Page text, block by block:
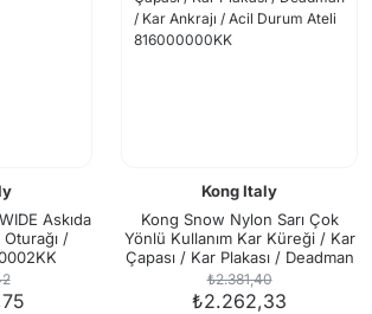
Askıda
Oturağı /
Kong Italy
Kong Snow Nylon Sarı Çok
Yönlü Kullanım Kar Küreği / Kar
Çapası / Kar Plakası / Deadman
/ Kar Ankrajı / Acil Durum Ateli
816000000KK
₺2.381,40
₺2.262,33